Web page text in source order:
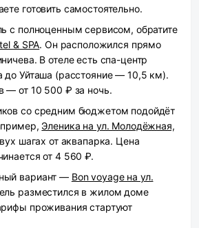
готовить самостоятельно.
с полноценным сервисом, обратите
& SPA. Он расположился прямо
В отеле есть спа-центр
до Уйташа (расстояние — 10,5 км).
— от 10 500 ₽ за ночь.
со средним бюджетом подойдёт
Эленика на ул. Молодёжная,
шагах от аквапарка. Цена
от 4 560 ₽.
вариант — Bon voyage на ул.
разместился в жилом доме
проживания стартуют